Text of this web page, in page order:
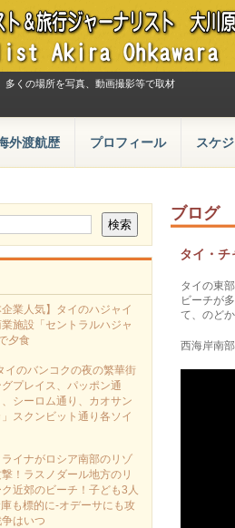
多くの場所を写真、動画撮影等で取材
外渡航歴 プロフィール スケ
ブログ
タイ・チ
タイの東
ビーチが
て、のど
西海岸南
業人気】タイのハジャイ
施設「セントラルハジャ
夕食
イのバンコクの夜の繁華街
グプレイス、パッポン通
シーロム通り、カオサン
スクンビット通り各ソイ
イナがロシア南部のリゾ
！ラスノダール地方のリ
近郊のビーチ！子ども3人
も標的に‐オデーサにも攻
はいつ